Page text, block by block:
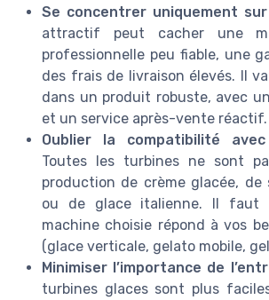
Se concentrer uniquement
attractif peut cacher une
professionnelle peu fiable, une
des frais de livraison élevés. Il
dans un produit robuste, avec
et un service après-vente réactif.
Oublier la compatibilité
Toutes les turbines ne sont
production de crème glacée, de
ou de glace italienne. Il faut
machine choisie répond à vos
(glace verticale, gelato mobile,
Minimiser l’importance de
turbines glaces sont plus